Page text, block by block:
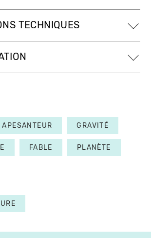
TECHNIQUES
APESANTEUR GRAVITÉ
FABLE PLANÈTE